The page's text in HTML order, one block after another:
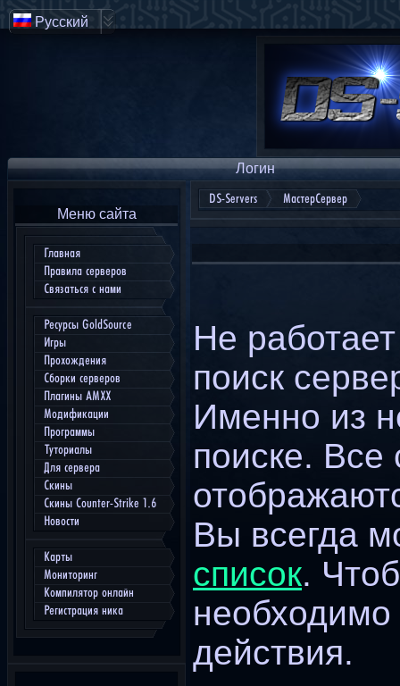
Логин
Меню сайта
Главная
Правила серверов
Связаться с нами
Ресурсы GoldSource
Игры
Прохождения
Сборки серверов
Плагины AMXX
Модификации
Программы
Туториалы
Для сервера
Скины
Скины Counter-Strike 1.6
Новости
Карты
Мониторинг
Компилятор онлайн
Регистрация ника
DS-Servers МастерСервер
Не
поиск
Именно из
поиске. Все
Вы всегда
список.
действия.
Русский